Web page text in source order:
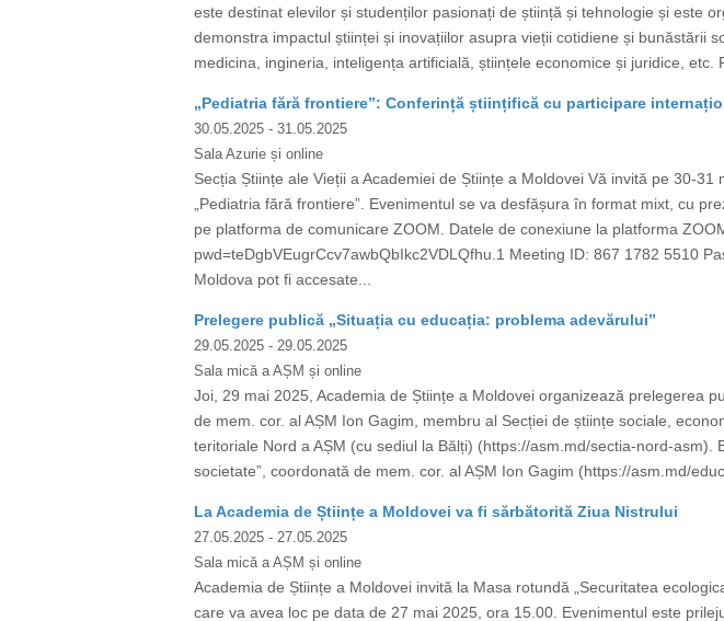
este destinat elevilor și studenților pasionați de știință și tehnologie și este
demonstra impactul științei și inovațiilor asupra vieții cotidiene și bunăstării
medicina, ingineria, inteligența artificială, științele economice și juridice, etc.
„Pediatria fără frontiere”: Conferință științifică cu participare
30.05.2025 - 31.05.2025
Sala Azurie și online
Secția Științe ale Vieții a Academiei de Științe a Moldovei Vă invită pe 30-
„Pediatria fără frontiere”. Evenimentul se va desfășura în format mixt, cu
pe platforma de comunicare ZOOM. Datele de conexiune la platforma
pwd=teDgbVEugrCcv7awbQbIkc2VDLQfhu.1 Meeting ID: 867 1782 5510
Moldova pot fi accesate...
Prelegere publică „Situația cu educația: problema adevărului”
29.05.2025 - 29.05.2025
Sala mică a AȘM și online
Joi, 29 mai 2025, Academia de Științe a Moldovei organizează prelegerea
de mem. cor. al AȘM Ion Gagim, membru al Secției de științe sociale,
teritoriale Nord a AȘM (cu sediul la Bălți) (https://asm.md/sectia-nord-
societate”, coordonată de mem. cor. al AȘM Ion Gagim (https://asm.md/
La Academia de Științe a Moldovei va fi sărbătorită Ziua Nistrului
27.05.2025 - 27.05.2025
Sala mică a AȘM și online
Academia de Științe a Moldovei invită la Masa rotundă „Securitatea
care va avea loc pe data de 27 mai 2025, ora 15.00. Evenimentul este